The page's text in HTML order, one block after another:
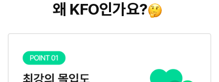
왜 KFO인가요?